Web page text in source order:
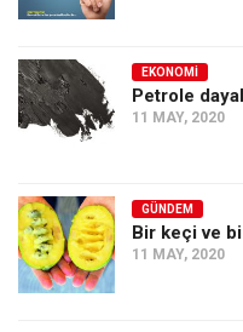
EKONOMI
Petrole
11 MAY, 2020
GÜNDEM
Bir keçi ve
11 MAY, 2020